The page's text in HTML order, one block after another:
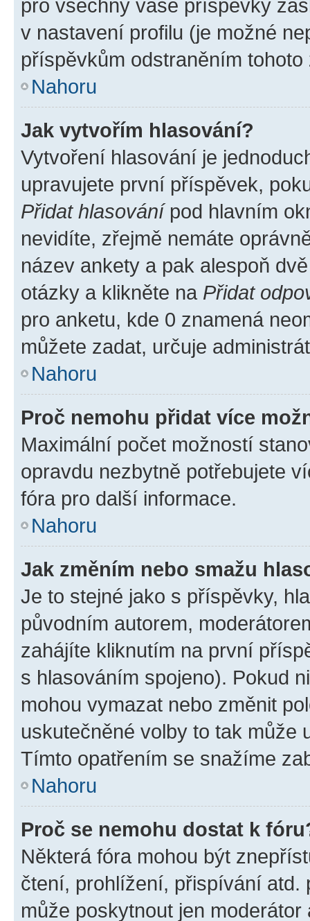
pro všechny vaše příspěvky
v nastavení profilu (je možné
příspěvkům odstraněním
Nahoru
Jak vytvořím hlasování?
Vytvoření hlasování je
upravujete první příspěvek,
Přidat hlasovánípod hlavním
nevidíte, zřejmě nemáte
název ankety a pak alespoň
otázky a klikněte na Přidat
pro anketu, kde 0 znamená
můžete zadat, určuje
Nahoru
Proč nemohu přidat více
Maximální počet možností
opravdu nezbytně potřebujete
fóra pro další informace.
Nahoru
Jak změním nebo smažu
Je to stejné jako s příspěvky,
původním autorem,
zahájíte kliknutím na první
s hlasováním spojeno). Pokud
mohou vymazat nebo změnit
uskutečněné volby to tak může
Tímto opatřením se snažíme
Nahoru
Proč se nemohu dostat k
Některá fóra mohou být
čtení, prohlížení, přispívání atd.
může poskytnout jen